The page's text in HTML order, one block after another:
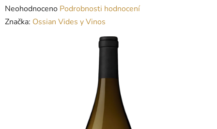
Průměrné
hodnocení
Neohodnoceno Podrobnosti hodnocení
Značka: Ossian Vides y Vinos